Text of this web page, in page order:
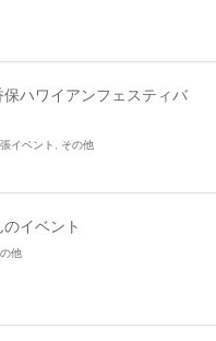
ハワイアンフェスティバ
イベント その他
イベント
他